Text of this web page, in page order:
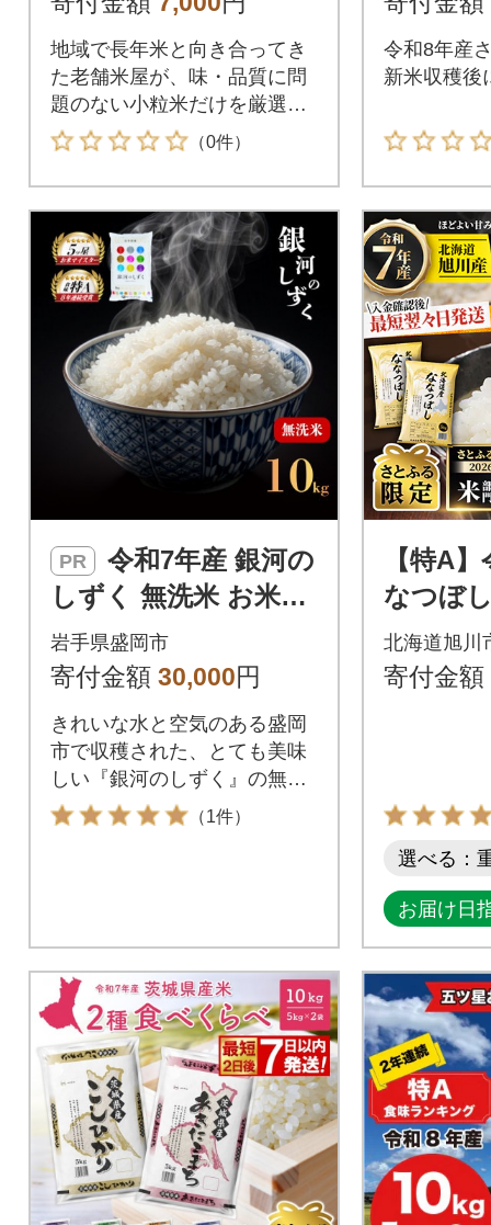
地域で長年米と向き合ってき
た老舗米屋が、味・品質に問
題のない小粒米だけを厳選
し、丁寧に仕上げたお礼品で
す。粒はやや小さめですが、
炊き上がりの香り、ふっくら
感、甘みは普段使いに十分。
「特別な日」ではなく、毎日
の食卓で活躍する“ちょうどい
いお米”として、多くのご家庭
に選ばれています。
（0件）
令和8年産
新米収穫後
PR
しずく 無洗米 お米マ
イスター推奨 盛岡市
産 10kg
岩手県盛岡市
寄付金額 30,000円
きれいな水と空気のある盛岡
市で収穫された、とても美味
しい『銀河のしずく』の無洗
米です。
（1件）
【特A
なつぼ
北海道
【さと
北海道旭川
寄付金額
選べる：
お届け日